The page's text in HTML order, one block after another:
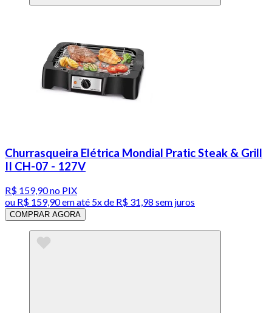
Churrasqueira Elétrica Mondial Pratic Steak & Grill
II CH-07 - 127V
R$ 159,90no PIX
ou R$ 159,90em até 5x de R$ 31,98 sem juros
COMPRAR AGORA